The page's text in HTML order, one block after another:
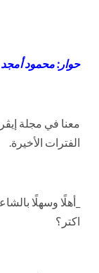
حوار: محمود أمجد
معنا في مجلة
الفترات الأخيرة.
_أهلًا وسهلًا
اكتر؟